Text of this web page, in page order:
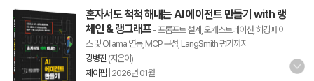
혼자서도 척척 해내는 AI 에이전트 만들기 with 랭
체인 & 랭그래프 - 프롬프트 설계, 오케스트레이션, 허깅 페이
스 및 Ollama 연동, MCP 구성, LangSmith 평가까지
강병진 (지은이)
제이펍 2026년 01월